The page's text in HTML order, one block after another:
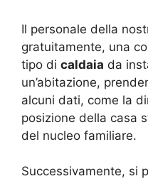
Il personale della
gratuitamente, una
tipo di caldaia da
un’abitazione,
alcuni dati, come la
posizione della casa
del nucleo familiare.
Successivamente, si